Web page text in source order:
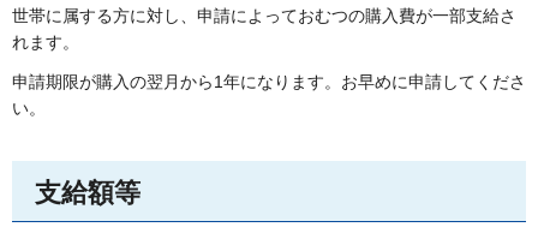
世帯に属する方に対し、申請によっておむつの購入費が一部支給さ
れます。
申請期限が購入の翌月から1年になります。お早めに申請してくださ
い。
支給額等